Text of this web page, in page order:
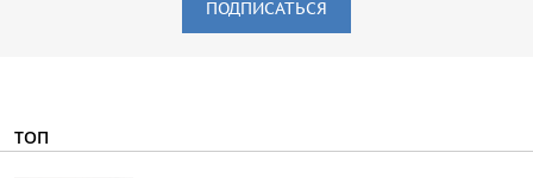
ПОДПИСАТЬСЯ
ТОП